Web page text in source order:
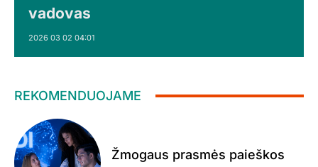
vadovas
2026 03 02 04:01
REKOMENDUOJAME
Žmogaus prasmės paieškos